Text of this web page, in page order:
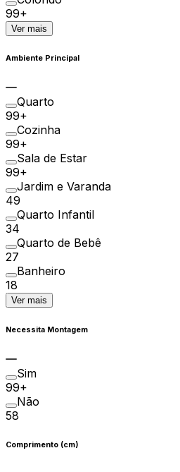
99+
Ver mais
Ambiente Principal
Quarto
99+
Cozinha
99+
Sala de Estar
99+
Jardim e Varanda
49
Quarto Infantil
34
Quarto de Bebê
27
Banheiro
18
Ver mais
Necessita Montagem
Sim
99+
Não
58
Comprimento (cm)